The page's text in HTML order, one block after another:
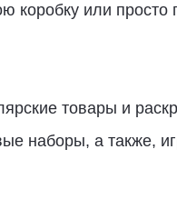
коробку или просто
товары и
наборы, а также,